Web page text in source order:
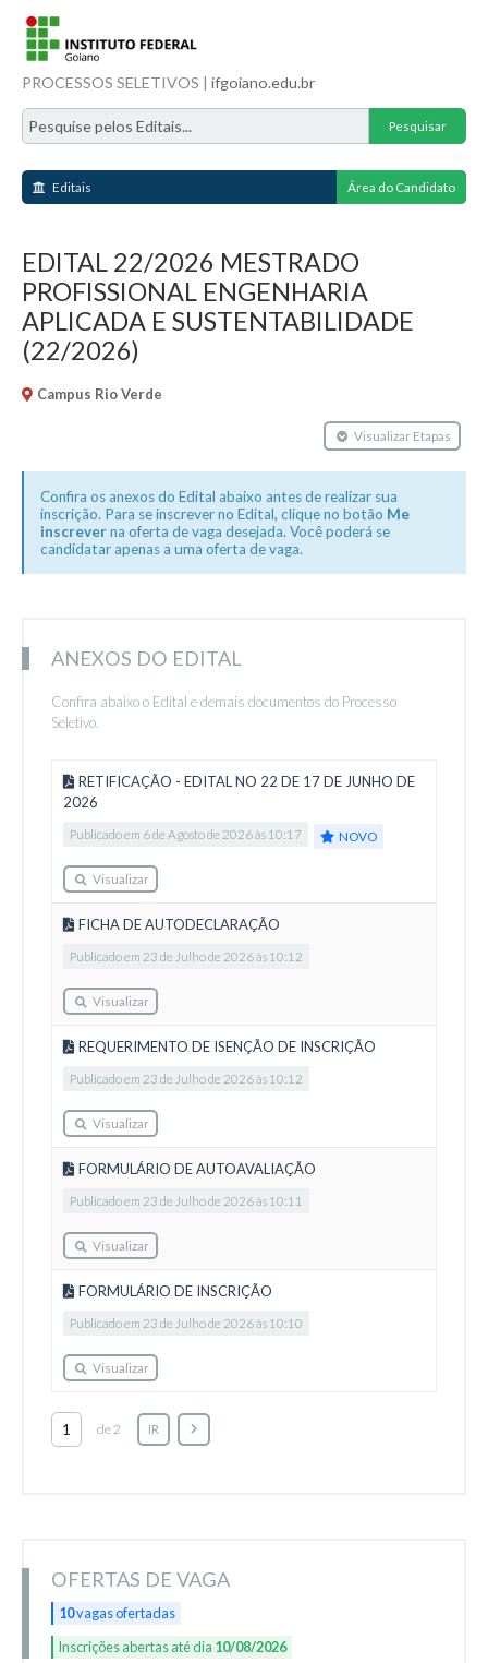
PROCESSOS SELETIVOS | ifgoiano.edu.br
Editais Área do Candidato
EDITAL 22/2026 MESTRADO
PROFISSIONAL ENGENHARIA
APLICADA E SUSTENTABILIDADE
(22/2026)
Campus Rio Verde
Visualizar Etapas
Confira os anexos do Edital abaixo antes de realizar sua
inscrição. Para se inscrever no Edital, clique no botão Me
inscreverna oferta de vaga desejada. Você poderá se
candidatar apenas a uma oferta de vaga.
ANEXOS DO EDITAL
Confira abaixo o Edital e demais documentos do Processo
Seletivo.
RETIFICAÇÃO - EDITAL NO 22 DE 17 DE JUNHO DE
2026
Publicado em 6 de Agosto de 2026 às 10:17 NOVO
Visualizar
FICHA DE AUTODECLARAÇÃO
Publicado em 23 de Julho de 2026 às 10:12
Visualizar
REQUERIMENTO DE ISENÇÃO DE INSCRIÇÃO
Publicado em 23 de Julho de 2026 às 10:12
Visualizar
FORMULÁRIO DE AUTOAVALIAÇÃO
Publicado em 23 de Julho de 2026 às 10:11
Visualizar
FORMULÁRIO DE INSCRIÇÃO
Publicado em 23 de Julho de 2026 às 10:10
Visualizar
de 2 IR
OFERTAS DE VAGA
10vagas ofertadas
Inscrições abertas até dia 10/08/2026